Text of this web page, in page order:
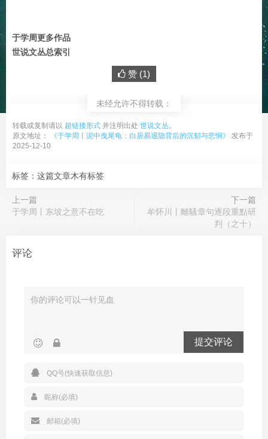
于学周更多作品
世说文丛总索引
赞 (1)
未经允许不得转载：
转载或复制请以 超链接形式 并注明出处 世说文丛。
原文地址：
《于学周丨泥中曳尾龟：白居易退隐背后的沉郁与悲悯》
发布于
2025-12-10
标签：这篇文章木有标签
上一篇
于学周丨东坡之意不在吃
下一篇
牟怀川丨離騷章句逐段重點研
判（之十）
评论
提交评论